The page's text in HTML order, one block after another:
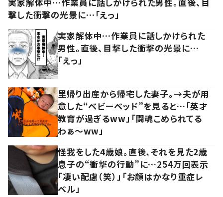
撃した衝撃の光景に…「えっ」
実家解体中…作業員に話しかけられた
男性。直後、目撃した衝撃の光景に…
「えっ」
里帰り出産から帰宅した妻子。→夫が用
意した“ベビーベッド”を見ると…「英才
教育が過ぎるww」「闘魂こめられてる
わぁ～ww」
怪我をした4歳娘。直後、それを見た2歳
息子の“衝撃の行動”に…254万回表示
「凄い配慮（笑）」「お顔はかなり重症レ
ベル」